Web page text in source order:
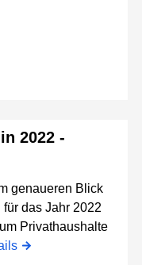
2022 -
genaueren Blick
das Jahr 2022
Privathaushalte